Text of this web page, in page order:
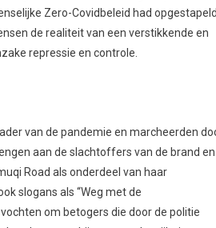
Zero-Covidbeleid had
de realiteit van een verstikkende en
repressie en controle.
van de pandemie en marcheerden
aan de slachtoffers van de brand en
Road als onderdeel van haar
slogans als “Weg met de
om betogers die door de politie